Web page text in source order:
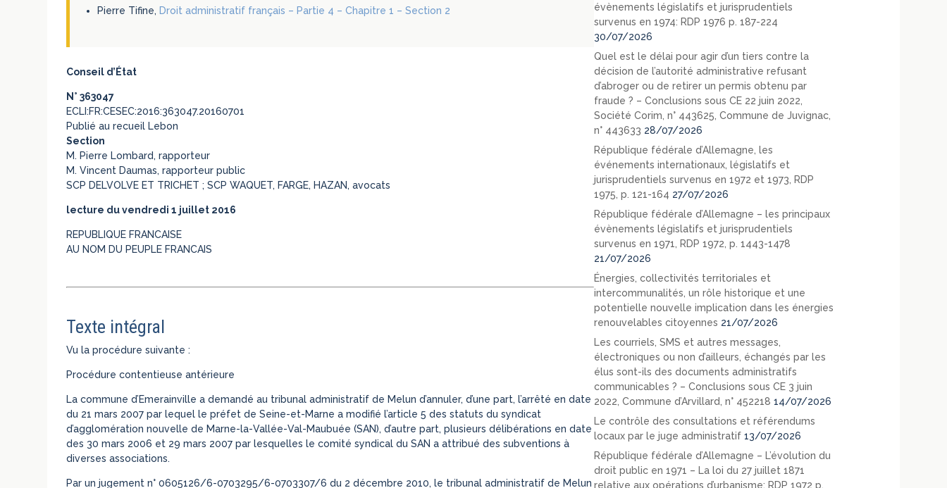
Pierre Tifine,Droit administratif français – Partie 4 – Chapitre 1 – Section 2
Conseil d’État
N° 363047
ECLI:FR:CESEC:2016:363047.20160701
Publié au recueil Lebon
Section
M. Pierre Lombard, rapporteur
M. Vincent Daumas, rapporteur public
SCP DELVOLVE ET TRICHET ; SCP WAQUET, FARGE, HAZAN, avocats
lecture du vendredi 1 juillet 2016
REPUBLIQUE FRANCAISE
AU NOM DU PEUPLE FRANCAIS
Texte intégral
Vu la procédure suivante :
Procédure contentieuse antérieure
La commune d’Emerainville a demandé au tribunal administratif de Melun d’annuler, d’une part, l’arrêté en date
du 21 mars 2007 par lequel le préfet de Seine-et-Marne a modifié l’article 5 des statuts du syndicat
d’agglomération nouvelle de Marne-la-Vallée-Val-Maubuée (SAN), d’autre part, plusieurs délibérations en date
des 30 mars 2006 et 29 mars 2007 par lesquelles le comité syndical du SAN a attribué des subventions à
diverses associations.
Par un jugement n° 0605126/6-0703295/6-0703307/6 du 2 décembre 2010, le tribunal administratif de Melun
évènements législatifs et jurisprudentiels
survenus en 1974: RDP 1976 p. 187-224
30/07/2026
Quel est le délai pour agir d’un tiers contre la
décision de l’autorité administrative refusant
d’abroger ou de retirer un permis obtenu par
fraude ? – Conclusions sous CE 22 juin 2022,
Société Corim, n° 443625, Commune de Juvignac,
n° 443633 28/07/2026
République fédérale d’Allemagne, les
événements internationaux, législatifs et
jurisprudentiels survenus en 1972 et 1973, RDP
1975, p. 121-164 27/07/2026
République fédérale d’Allemagne – les principaux
évènements législatifs et jurisprudentiels
survenus en 1971, RDP 1972, p. 1443-1478
21/07/2026
Énergies, collectivités territoriales et
intercommunalités, un rôle historique et une
potentielle nouvelle implication dans les énergies
renouvelables citoyennes 21/07/2026
Les courriels, SMS et autres messages,
électroniques ou non d’ailleurs, échangés par les
élus sont-ils des documents administratifs
communicables ? – Conclusions sous CE 3 juin
2022, Commune d’Arvillard, n° 452218 14/07/2026
Le contrôle des consultations et référendums
locaux par le juge administratif 13/07/2026
République fédérale d’Allemagne – L’évolution du
droit public en 1971 – La loi du 27 juillet 1871
relative aux opérations d’urbanisme: RDP 1972 p.